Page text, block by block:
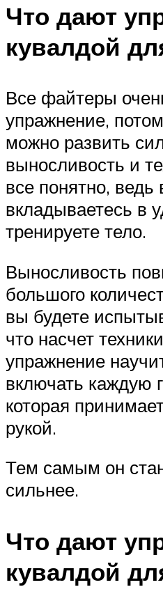
Что дают
кувалдой
Все файтеры
упражнение,
можно развить
выносливость и
все понятно, ведь
вкладываетесь в
тренируете тело.
Выносливость
большого
вы будете
что насчет
упражнение
включать каждую
которая
рукой.
Тем самым он
сильнее.
Что дают
кувалдой